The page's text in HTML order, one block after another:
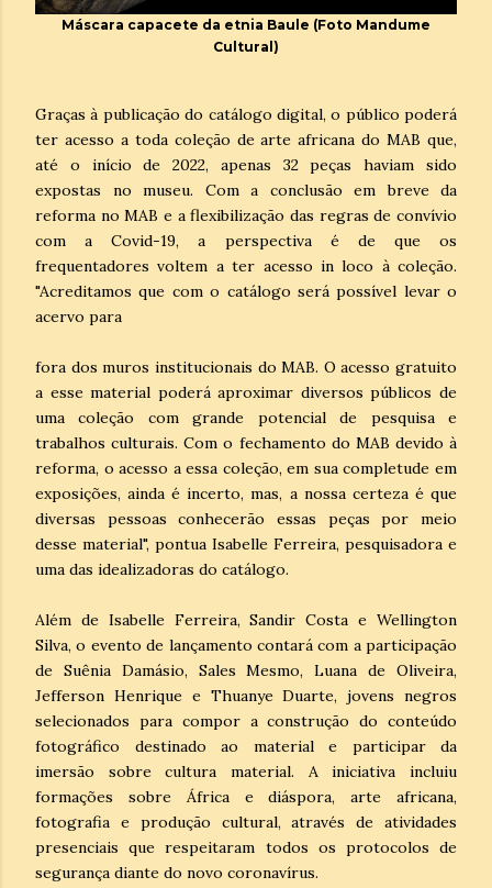
Máscara capacete da etnia Baule (Foto Mandume
Cultural)
Graças à publicação do catálogo digital, o público poderá
ter acesso a toda coleção de arte africana do MAB que,
até o início de 2022, apenas 32 peças haviam sido
expostas no museu. Com a conclusão em breve da
reforma no MAB e a flexibilização das regras de convívio
com a Covid-19, a perspectiva é de que os
frequentadores voltem a ter acesso in loco à coleção.
"Acreditamos que com o catálogo será possível levar o
acervo para
fora dos muros institucionais do MAB. O acesso gratuito
a esse material poderá aproximar diversos públicos de
uma coleção com grande potencial de pesquisa e
trabalhos culturais. Com o fechamento do MAB devido à
reforma, o acesso a essa coleção, em sua completude em
exposições, ainda é incerto, mas, a nossa certeza é que
diversas pessoas conhecerão essas peças por meio
desse material", pontua Isabelle Ferreira, pesquisadora e
uma das idealizadoras do catálogo.
Além de Isabelle Ferreira, Sandir Costa e Wellington
Silva, o evento de lançamento contará com a participação
de Suênia Damásio, Sales Mesmo, Luana de Oliveira,
Jefferson Henrique e Thuanye Duarte, jovens negros
selecionados para compor a construção do conteúdo
fotográfico destinado ao material e participar da
imersão sobre cultura material. A iniciativa incluiu
formações sobre África e diáspora, arte africana,
fotografia e produção cultural, através de atividades
presenciais que respeitaram todos os protocolos de
segurança diante do novo coronavírus.